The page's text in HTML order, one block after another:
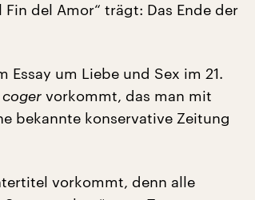
del Amor“ trägt: Das Ende der
um Liebe und Sex im 21.
coger vorkommt, das man mit
bekannte konservative Zeitung
vorkommt, denn alle